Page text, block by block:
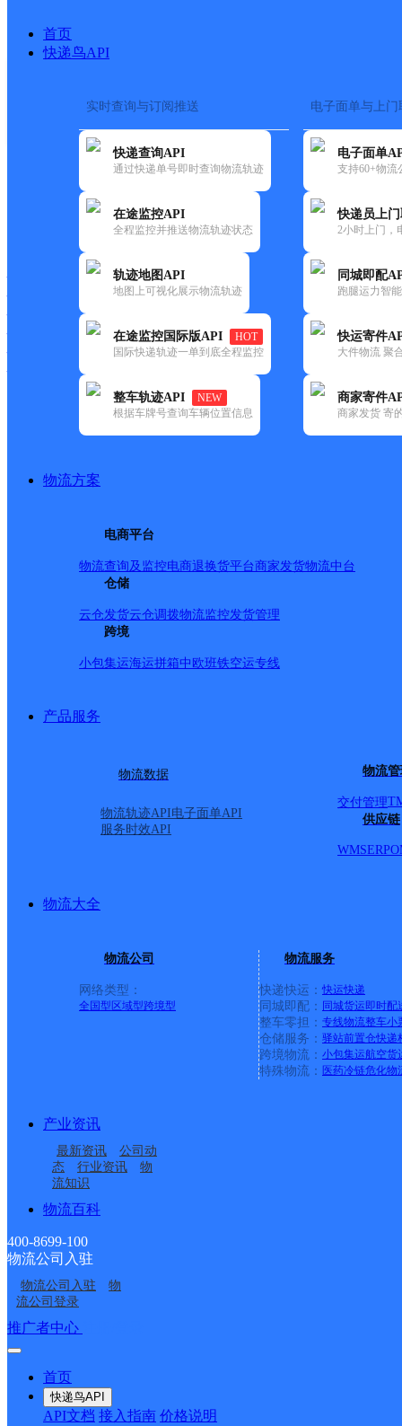
首页
快递鸟API
实时查询与订阅推送
快递查询API
通过快递单号即时查询物流轨迹
在途监控API
全程监控并推送物流轨迹状态
轨迹地图API
地图上可视化展示物流轨迹
在途监控国际版API
HOT
国际快递轨迹一单到底全程监控
整车轨迹API
NEW
根据车牌号查询车辆位置信息
电子面单与上门
电子面单
支持60+物流
快递员上
2小时上门，
同城即配
跑腿运力智
快运寄件
大件物流 聚
商家寄件
商家发货 寄
物流方案
电商平台
物流查询及监控电商退换货平台商家发货物流中台
仓储
云仓发货云仓调拨物流监控发货管理
跨境
小包集运海运拼箱中欧班铁空运专线
产品服务
物流数据
物流轨迹API电子面单API
服务时效API
物流
交付管理
供应链
WMSERP
物流大全
物流公司
网络类型：
全国型 区域型跨境型
物流服务
快递快运： 快运快递
同城即配： 同城货运即时配
整车零担： 专线物流整车小
仓储服务： 驿站前置仓快递
跨境物流： 小包集运航空货
特殊物流： 医药冷链危化物
产业资讯
最新资讯
公司动
态
行业资讯
物
流知识
物流百科
400-8699-100
物流公司入驻
物流公司入驻
物
流公司登录
推广者中心
首页
快递鸟API
API文档 接入指南 价格说明
快递大全> 快递网
快运大全 快递时效
网点筛选
清空已选
韵达速递(42) 中通快递(3)
临颍县(1)
申通快递,召陵区,漯河市,
河南漯河公司
申通快递 更多号码
地址
派送范围:市内（村组一
首页
尾页
最新网点
圆通速递
顺丰速运
顺丰速运陵水新村镇